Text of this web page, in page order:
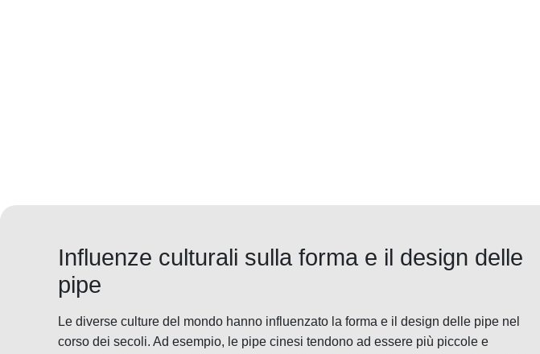
Influenze culturali sulla forma e il design delle
pipe
Le diverse culture del mondo hanno influenzato la forma e il design delle pipe nel
corso dei secoli. Ad esempio, le pipe cinesi tendono ad essere più piccole e